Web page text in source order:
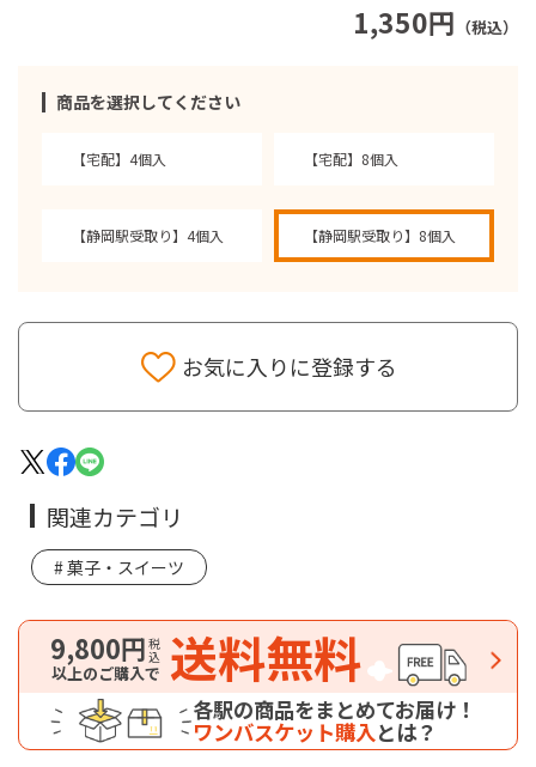
1,350円 （税込）
商品を選択してください
【宅配】4個入 【宅配】8個入
【静岡駅受取り】4個入 【静岡駅受取り】8個入
お気に入りに登録する
関連カテゴリ
菓子・スイーツ
9,800円税込
以上のご購入で 送料無料
各駅の商品をまとめてお届け！
ワンバスケット購入とは？